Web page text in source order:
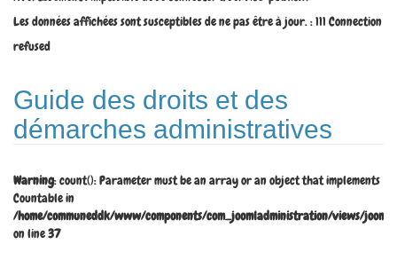
Les données affichées sont susceptibles de ne pas être à jour. : 111 Connection
refused
Guide des droits et des
démarches administratives
Warning: count(): Parameter must be an array or an object that implements
Countable in
/home/communeddk/www/components/com_joomladministration/views/
on line37